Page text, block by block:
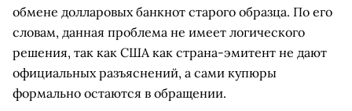
обмене долларовых банкнот старого образца. По его
словам, данная проблема не имеет логического
решения, так как США как страна-эмитент не дают
официальных разъяснений, а сами купюры
формально остаются в обращении.